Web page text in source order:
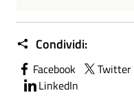
Condividi:
Facebook Twitter
LinkedIn